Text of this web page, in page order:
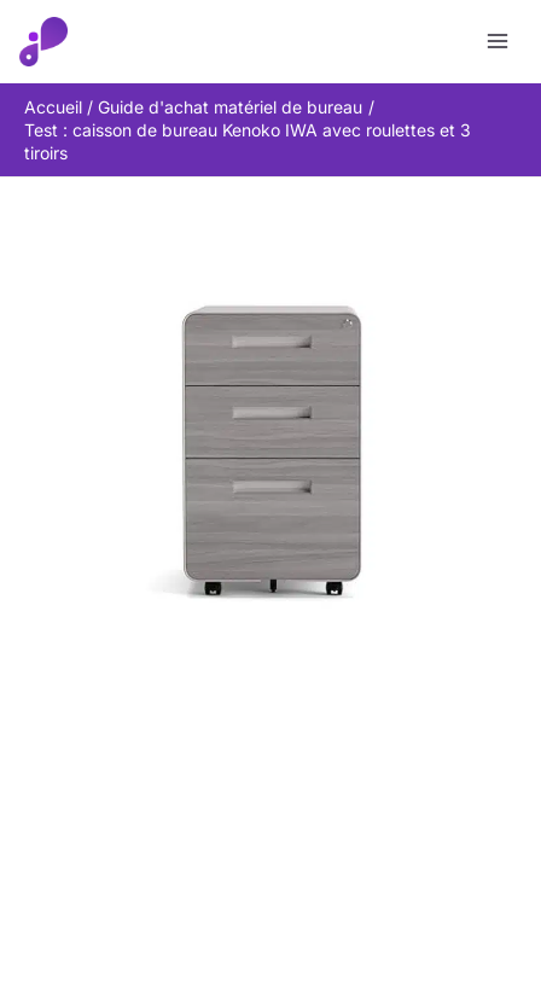
Accueil
Guide d'achat matériel de bureau
Test : caisson de bureau Kenoko IWA avec roulettes et 3
tiroirs
Rechercher